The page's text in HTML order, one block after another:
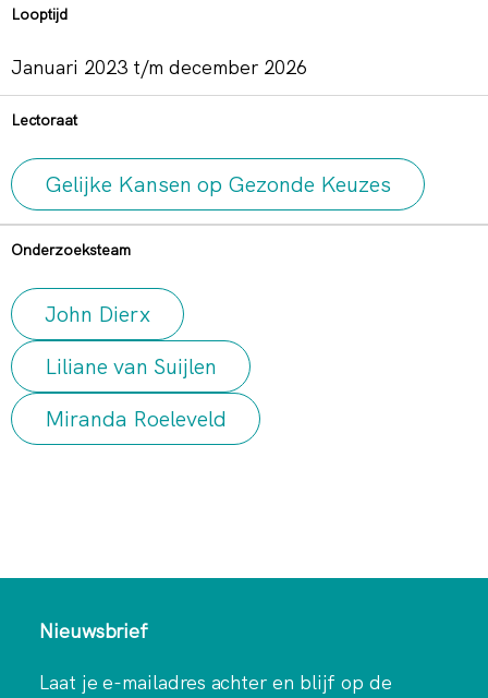
Looptijd
januari 2023 t/m december 2026
Lectoraat
Gelijke Kansen op Gezonde Keuzes
Onderzoeksteam
John Dierx
Liliane van Suijlen
Miranda Roeleveld
Nieuwsbrief
Laat je e-mailadres achter en blijf op de